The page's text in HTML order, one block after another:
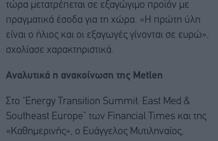
τώρα μετατρέπεται σε εξαγώγιμο προϊόν με
πραγματικά έσοδα για τη χώρα. «Η πρώτη ύλη
είναι ο ήλιος και οι εξαγωγές γίνονται σε ευρώ»,
σχολίασε χαρακτηριστικά.
Αναλυτικά η ανακοίνωση της Metlen
Στο “Energy Transition Summit: East Med &
Southeast Europe” των Financial Times και της
«Καθημερινής», ο Ευάγγελος Μυτιληναίος,